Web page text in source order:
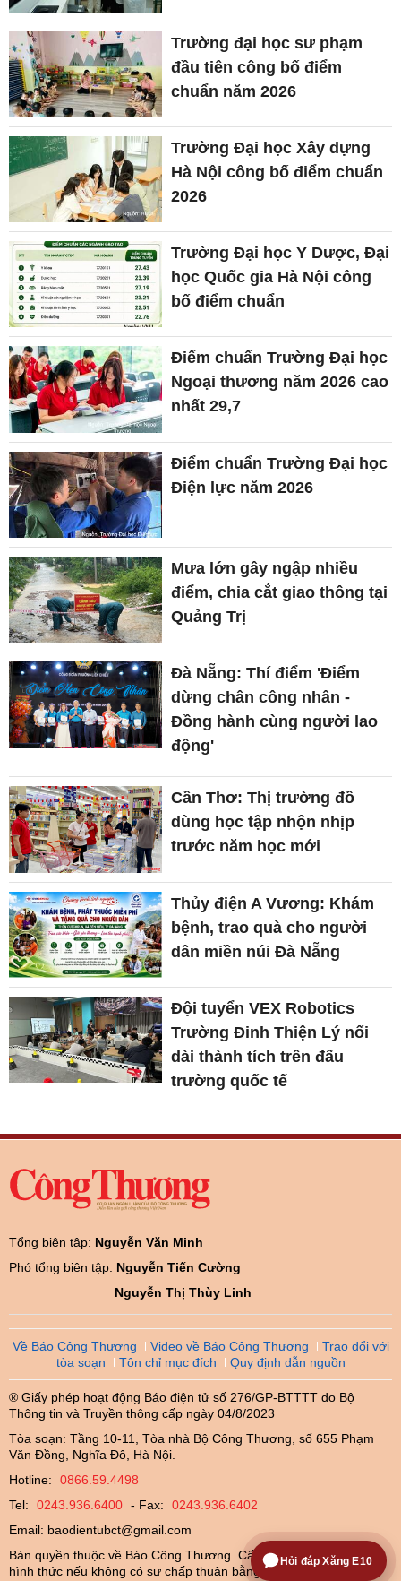
Trường đại học sư phạm
đầu tiên công bố điểm
chuẩn năm 2026
Trường Đại học Xây dựng
Hà Nội công bố điểm chuẩn
2026
Trường Đại học Y Dược, Đại
học Quốc gia Hà Nội công
bố điểm chuẩn
Điểm chuẩn Trường Đại học
Ngoại thương năm 2026 cao
nhất 29,7
Điểm chuẩn Trường Đại học
Điện lực năm 2026
Mưa lớn gây ngập nhiều
điểm, chia cắt giao thông tại
Quảng Trị
Đà Nẵng: Thí điểm 'Điểm
dừng chân công nhân -
Đồng hành cùng người lao
động'
Cần Thơ: Thị trường đồ
dùng học tập nhộn nhịp
trước năm học mới
Thủy điện A Vương: Khám
bệnh, trao quà cho người
dân miền núi Đà Nẵng
Đội tuyển VEX Robotics
Trường Đinh Thiện Lý nối
dài thành tích trên đấu
trường quốc tế
Tổng biên tập: Nguyễn Văn Minh
Phó tổng biên tập: Nguyễn Tiến Cường
Nguyễn Thị Thùy Linh
Về Báo Công Thương Video về Báo Công Thương
Trao đổi với
tòa soạn
Tôn chỉ mục đích Quy định dẫn nguồn
® Giấy phép hoạt động Báo điện tử số 276/GP-BTTTT do Bộ
Thông tin và Truyền thông cấp ngày 04/8/2023
Tòa soạn: Tầng 10-11, Tòa nhà Bộ Công Thương, số 655 Phạm
Văn Đồng, Nghĩa Đô, Hà Nội.
Hotline:
0866.59.4498
Tel:
0243.936.6400 - Fax:
0243.936.6402
Email: baodientubct@gmail.com
Bản quyền thuộc về Báo Công Thương. Cấm sao chép dưới mọi
hình thức nếu không có sự chấp thuận bằng văn bản.
Hỏi đáp Xăng E10